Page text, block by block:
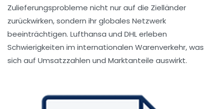
Zulieferungsprobleme nicht nur auf die Zielländer
zurückwirken, sondern ihr globales Netzwerk
beeinträchtigen. Lufthansa und DHL erleben
Schwierigkeiten im internationalen Warenverkehr, was
sich auf Umsatzzahlen und Marktanteile auswirkt.